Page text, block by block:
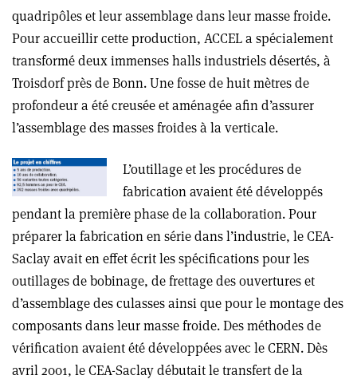
quadripôles et leur assemblage dans leur masse froide.
Pour accueillir cette production, ACCEL a spécialement
transformé deux immenses halls industriels désertés, à
Troisdorf près de Bonn. Une fosse de huit mètres de
profondeur a été creusée et aménagée afin d’assurer
l’assemblage des masses froides à la verticale.
L’outillage et les procédures de
fabrication avaient été développés
pendant la première phase de la collaboration. Pour
préparer la fabrication en série dans l’industrie, le CEA-
Saclay avait en effet écrit les spécifications pour les
outillages de bobinage, de frettage des ouvertures et
d’assemblage des culasses ainsi que pour le montage des
composants dans leur masse froide. Des méthodes de
vérification avaient été développées avec le CERN. Dès
avril 2001, le CEA-Saclay débutait le transfert de la